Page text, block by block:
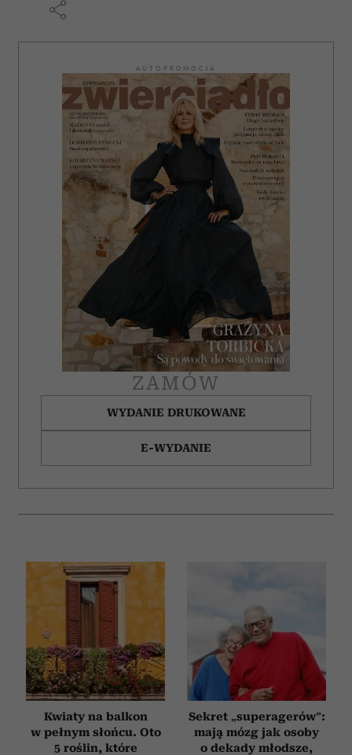
AUTOPROMOCJA
ZAMÓW
WYDANIE DRUKOWANE
E-WYDANIE
Kwiaty na balkon
w pełnym słońcu. Oto
5 roślin, które
Sekret „superagerów”:
mają mózg jak osoby
o dekady młodsze,